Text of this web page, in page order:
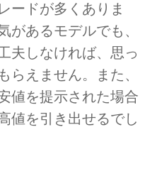
ードが多くありま
があるモデルでも、
夫しなければ、思っ
らえません。また、
値を提示された場合
値を引き出せるでし